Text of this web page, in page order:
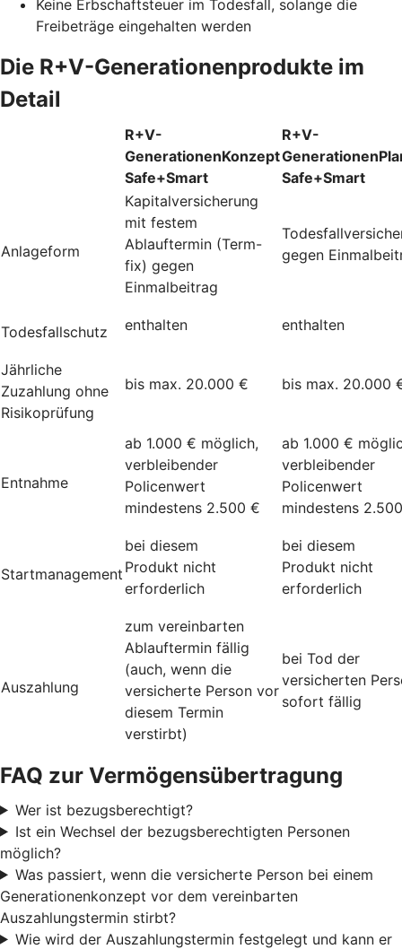
Keine Erbschaftsteuer im Todesfall, solange die
Freibeträge eingehalten werden
Die R+V-Generationenprodukte im
Detail
R+V-
GenerationenKonzept
Safe+Smart
R+V-
Safe+Smart
Anlageform
Kapitalversicherung
mit festem
Ablauftermin (Term-
fix) gegen
Einmalbeitrag
gegen
Todesfallschutz enthalten enthalten
Jährliche
Zuzahlung ohne
Risikoprüfung
bis max. 20.000 € bis max. 20.000
Entnahme
ab 1.000 € möglich,
verbleibender
Policenwert
mindestens 2.500 €
ab 1.000 €
verbleibender
Policenwert
mindestens
Startmanagement
bei diesem
Produkt nicht
erforderlich
bei diesem
Produkt nicht
erforderlich
Auszahlung
zum vereinbarten
Ablauftermin fällig
(auch, wenn die
versicherte Person vor
diesem Termin
verstirbt)
bei Tod der
versicherten
sofort fällig
FAQ zur Vermögensübertragung
Wer ist bezugsberechtigt?
Ist ein Wechsel der bezugsberechtigten Personen
möglich?
Was passiert, wenn die versicherte Person bei einem
Generationenkonzept vor dem vereinbarten
Auszahlungstermin stirbt?
Wie wird der Auszahlungstermin festgelegt und kann er